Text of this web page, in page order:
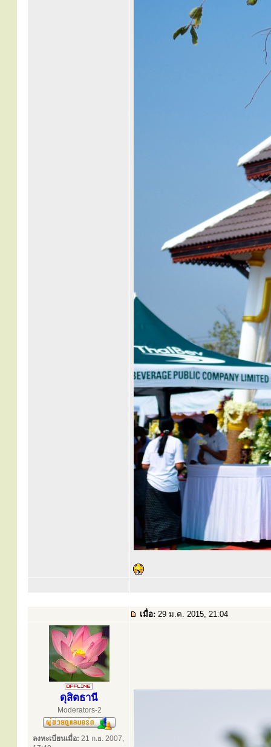
เมื่อ: 29 ม.ค. 2015, 21:04
ดุสิตธานี
Moderators-2
ลงทะเบียนเมื่อ: 21 ก.ย. 2007,